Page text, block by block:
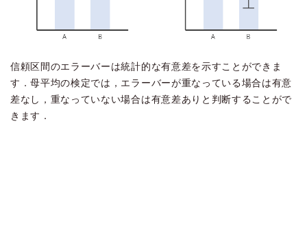
信頼区間のエラーバーは統計的な有意差を示すことができま
す．母平均の検定では，エラーバーが重なっている場合は有意
差なし，重なっていない場合は有意差ありと判断することがで
きます．